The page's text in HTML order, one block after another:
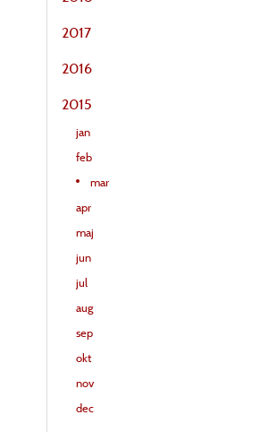
2017
2016
2015
jan
feb
mar
apr
maj
jun
jul
aug
sep
okt
nov
dec